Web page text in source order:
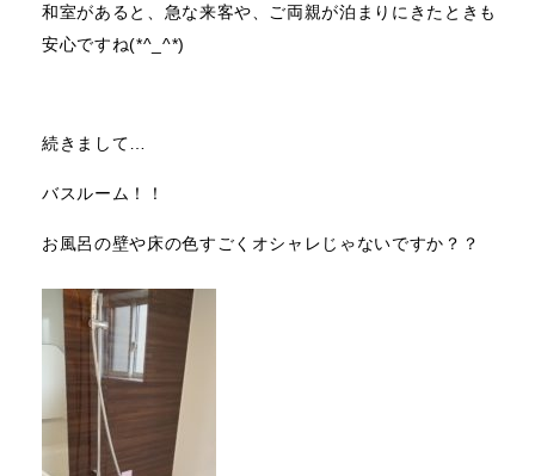
和室があると、急な来客や、ご両親が泊まりにきたときも
安心ですね(*^_^*)
続きまして…
バスルーム！！
お風呂の壁や床の色すごくオシャレじゃないですか？？